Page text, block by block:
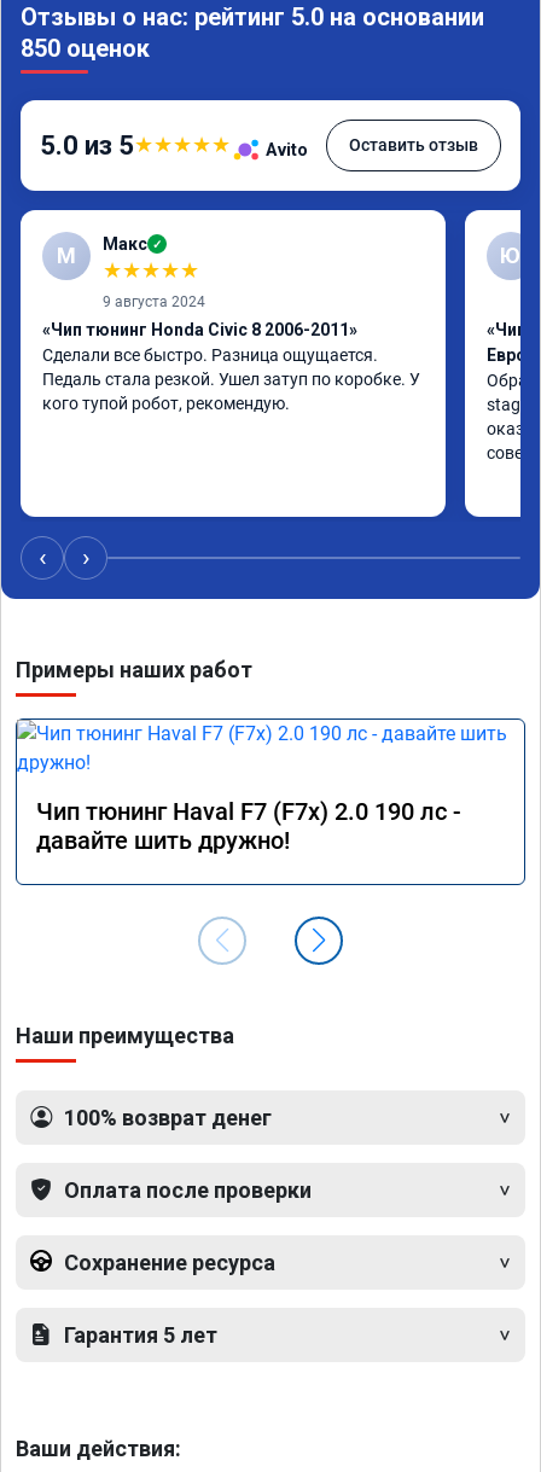
Отзывы о нас: рейтинг 5.0 на основании
850 оценок
5.0 из 5★★★★★ Avito Оставить отзыв
М Макс ✓
★★★★★
9 августа 2024
«Чип тюнинг Honda Civic 8 2006-2011»
Сделали все быстро. Разница ощущается.
Педаль стала резкой. Ушел затуп по коробке. У
кого тупой робот, рекомендую.
Ю
«Чип
Евро
stage
‹ ›
Примеры наших работ
Чип тюнинг Haval F7 (F7x) 2.0 190 лс -
давайте шить дружно!
Наши преимущества
100% возврат денег
Оплата после проверки
Сохранение ресурса
Гарантия 5 лет
Ваши действия: